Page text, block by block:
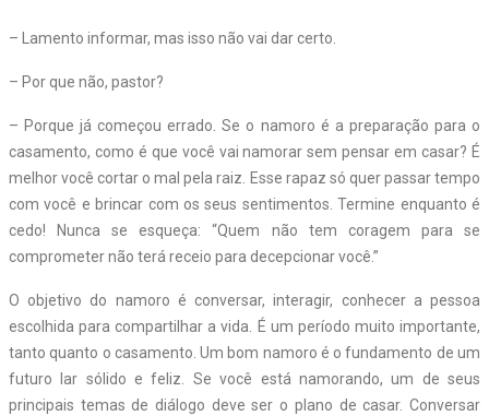
– Lamento informar, mas isso não vai dar certo.
– Por que não, pastor?
– Porque já começou errado. Se o namoro é a preparação para o
casamento, como é que você vai namorar sem pensar em casar? É
melhor você cortar o mal pela raiz. Esse rapaz só quer passar tempo
com você e brincar com os seus sentimentos. Termine enquanto é
cedo! Nunca se esqueça: “Quem não tem coragem para se
comprometer não terá receio para decepcionar você.”
O objetivo do namoro é conversar, interagir, conhecer a pessoa
escolhida para compartilhar a vida. É um período muito importante,
tanto quanto o casamento. Um bom namoro é o fundamento de um
futuro lar sólido e feliz. Se você está namorando, um de seus
principais temas de diálogo deve ser o plano de casar. Conversar